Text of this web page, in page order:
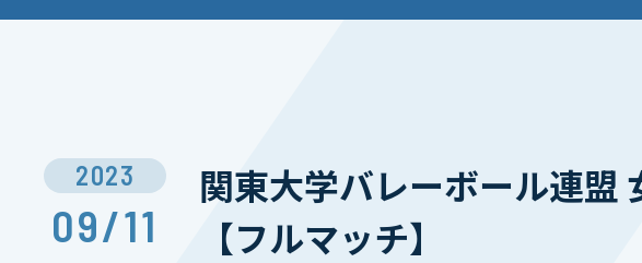
2023
09/11
関東大学バレーボール連盟
【フルマッチ】